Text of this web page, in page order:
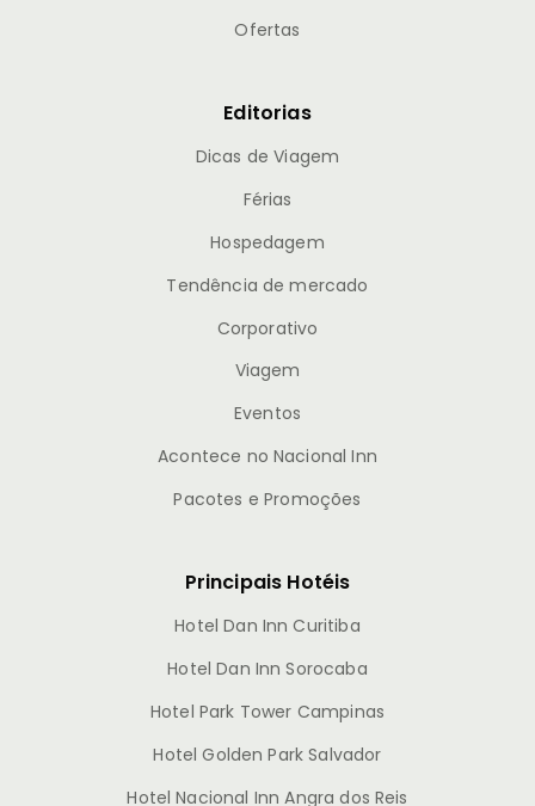
Ofertas
Editorias
Dicas de Viagem
Férias
Hospedagem
Tendência de mercado
Corporativo
Viagem
Eventos
Acontece no Nacional Inn
Pacotes e Promoções
Principais Hotéis
Hotel Dan Inn Curitiba
Hotel Dan Inn Sorocaba
Hotel Park Tower Campinas
Hotel Golden Park Salvador
Hotel Nacional Inn Angra dos Reis